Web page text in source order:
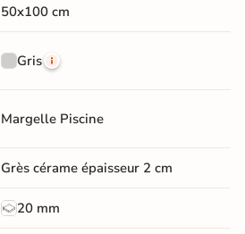
50x100 cm
Gris
Margelle Piscine
Grès cérame épaisseur 2 cm
20 mm